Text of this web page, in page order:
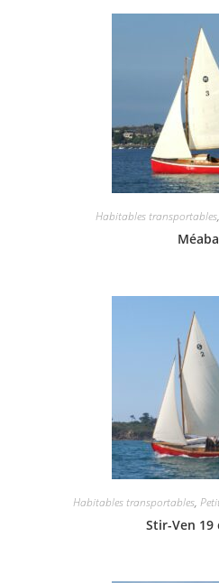
Habitables transportables,
Habitables transportables,
Stir-Ven 19